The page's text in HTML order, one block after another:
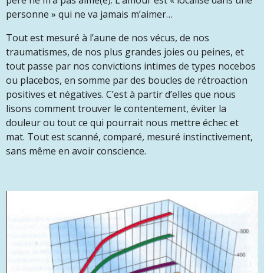
personne » qui ne va jamais m’aimer…
Tout est mesuré à l’aune de nos vécus, de nos
traumatismes, de nos plus grandes joies ou peines, et
tout passe par nos convictions intimes de types nocebos
ou placebos, en somme par des boucles de rétroaction
positives et négatives. C’est à partir d’elles que nous
lisons comment trouver le contentement, éviter la
douleur ou tout ce qui pourrait nous mettre échec et
mat. Tout est scanné, comparé, mesuré instinctivement,
sans même en avoir conscience.